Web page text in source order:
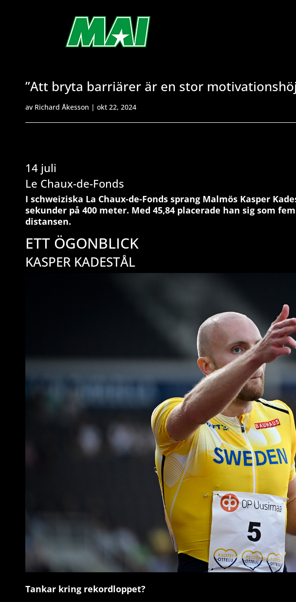
”Att bryta barriärer är en stor
av Richard Åkesson | okt 22, 2024
14 juli
Le Chaux-de-Fonds
I schweiziska La Chaux-de-Fonds sprang Malmös Kasper
sekunder på 400 meter. Med 45,84 placerade han sig som
distansen.
ETT ÖGONBLICK
KASPER KADESTÅL
Tankar kring rekordloppet?